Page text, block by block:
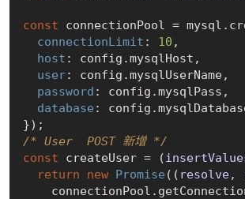
const connectionPool =
connectionLimit : 10 ,
host : config.mysqlHost,
user: config.mysqlUserName,
password : config.mysqlPass,
database :
/* User  POST 新增 */
const createUser = (
return
new Promise ( ( resolve,